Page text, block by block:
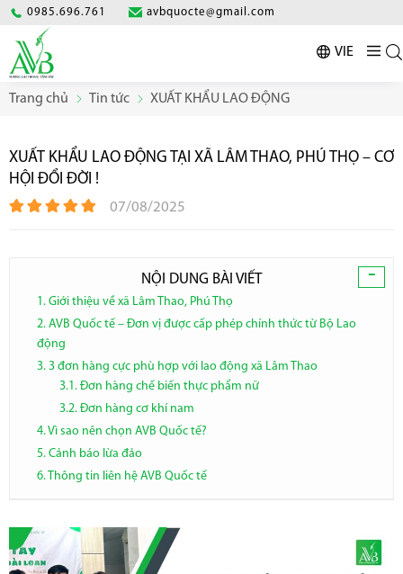
0985.696.761 avbquocte@gmail.com
VIE
Trang chủ Tin tức XUẤT KHẨU LAO ĐỘNG
XUẤT KHẨU LAO ĐỘNG TẠI XÃ LÂM THAO, PHÚ THỌ – CƠ
HỘI ĐỔI ĐỜI !
07/08/2025
-
NỘI DUNG BÀI VIẾT
1. Giới thiệu về xã Lâm Thao, Phú Thọ
2. AVB Quốc tế – Đơn vị được cấp phép chính thức từ Bộ Lao
động
3. 3 đơn hàng cực phù hợp với lao động xã Lâm Thao
3.1. Đơn hàng chế biến thực phẩm nữ
3.2. Đơn hàng cơ khí nam
4. Vì sao nên chọn AVB Quốc tế?
5. Cảnh báo lừa đảo
6. Thông tin liên hệ AVB Quốc tế